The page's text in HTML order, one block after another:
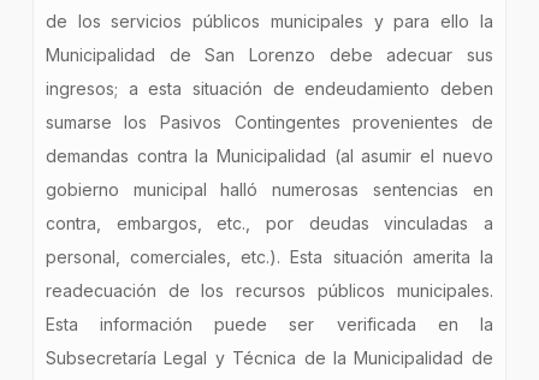
de los servicios públicos municipales y para ello la
Municipalidad de San Lorenzo debe adecuar sus
ingresos; a esta situación de endeudamiento deben
sumarse los Pasivos Contingentes provenientes de
demandas contra la Municipalidad (al asumir el nuevo
gobierno municipal halló numerosas sentencias en
contra, embargos, etc., por deudas vinculadas a
personal, comerciales, etc.). Esta situación amerita la
readecuación de los recursos públicos municipales.
Esta información puede ser verificada en la
Subsecretaría Legal y Técnica de la Municipalidad de